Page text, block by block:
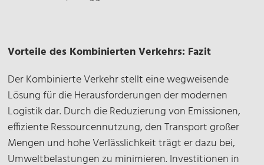
Vorteile des Kombinierten Verkehrs: Fazit
Der Kombinierte Verkehr stellt eine wegweisende
Lösung für die Herausforderungen der modernen
Logistik dar. Durch die Reduzierung von Emissionen,
effiziente Ressourcennutzung, den Transport großer
Mengen und hohe Verlässlichkeit trägt er dazu bei,
Umweltbelastungen zu minimieren. Investitionen in